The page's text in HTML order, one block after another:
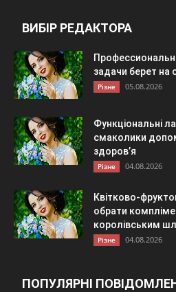
ВИБІР РЕДАКТОРА
задачи берет на
Різне 05.08.2026
Функціональні
смаколики
здоров’я
Різне 04.08.2026
Квітково-
обрати
королівським
Різне 04.08.2026
ПОПУЛЯРНІ